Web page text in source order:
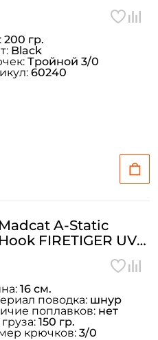
200 гр.
Black
Тройной 3/0
60240
A-Static
FIRETIGER UV
16 см.
поводка: шнур
поплавков: нет
150 гр.
крючков: 3/0